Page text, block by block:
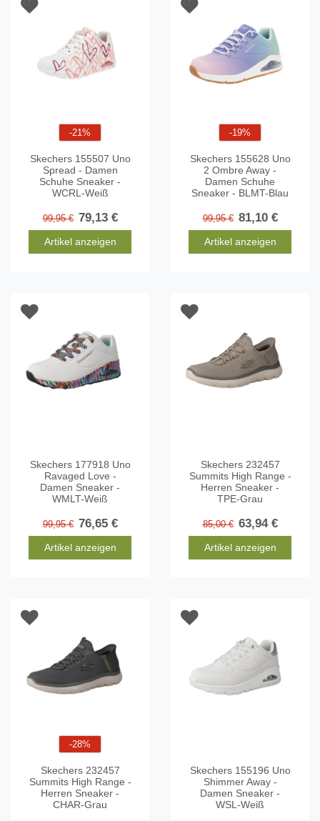
-21%
Skechers 155507 Uno
Spread - Damen
Schuhe Sneaker -
WCRL-Weiß
99,95 € 79,13 €
Artikel anzeigen
-19%
Skechers 155628 Uno
2 Ombre Away -
Damen Schuhe
Sneaker - BLMT-Blau
99,95 € 81,10 €
Artikel anzeigen
Skechers 177918 Uno
Ravaged Love -
Damen Sneaker -
WMLT-Weiß
99,95 € 76,65 €
Artikel anzeigen
Skechers 232457
Summits High Range -
Herren Sneaker -
TPE-Grau
85,00 € 63,94 €
Artikel anzeigen
-28%
Skechers 232457
Summits High Range -
Herren Sneaker -
CHAR-Grau
Skechers 155196 Uno
Shimmer Away -
Damen Sneaker -
WSL-Weiß